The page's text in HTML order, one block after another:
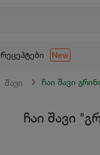
რეცეპტები New
შავი ჩაი შავი
ჩაი შავი